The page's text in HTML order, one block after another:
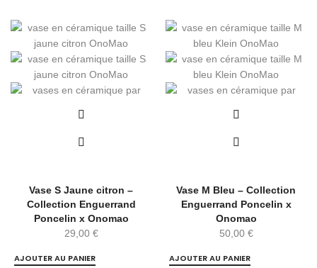
Vase S Jaune citron –
Collection Enguerrand
Poncelin x Onomao
29,00 €
AJOUTER AU PANIER
Vase M Bleu – Collection
Enguerrand Poncelin x
Onomao
50,00 €
AJOUTER AU PANIER